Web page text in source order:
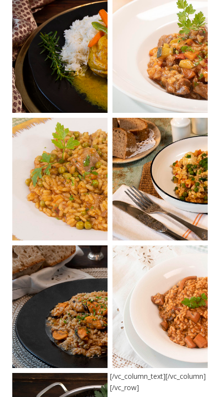
[/vc_column_text][/vc_column]
[/vc_row]